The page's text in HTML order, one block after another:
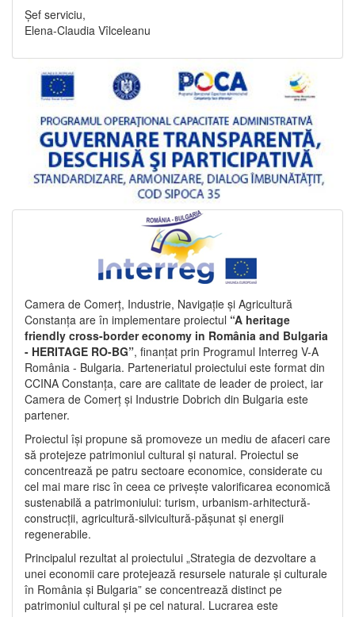
Șef serviciu,
Elena-Claudia Vîlceleanu
Camera de Comerț, Industrie, Navigație și Agricultură
Constanța are în implementare proiectul “A heritage
friendly cross-border economy in România and Bulgaria
- HERITAGE RO-BG”, finanțat prin Programul Interreg V-A
România - Bulgaria. Parteneriatul proiectului este format din
CCINA Constanța, care are calitate de leader de proiect, iar
Camera de Comerț și Industrie Dobrich din Bulgaria este
partener.
Proiectul își propune să promoveze un mediu de afaceri care
să protejeze patrimoniul cultural și natural. Proiectul se
concentrează pe patru sectoare economice, considerate cu
cel mai mare risc în ceea ce privește valorificarea economică
sustenabilă a patrimoniului: turism, urbanism-arhitectură-
construcții, agricultură-silvicultură-pășunat și energii
regenerabile.
Principalul rezultat al proiectului „Strategia de dezvoltare a
unei economii care protejează resursele naturale și culturale
în România și Bulgaria” se concentrează distinct pe
patrimoniul cultural și pe cel natural. Lucrarea este